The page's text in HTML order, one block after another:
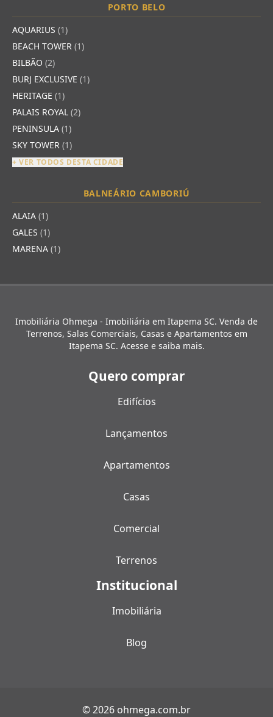
PORTO BELO
AQUARIUS (1)
BEACH TOWER (1)
BILBÃO (2)
BURJ EXCLUSIVE (1)
HERITAGE (1)
PALAIS ROYAL (2)
PENINSULA (1)
SKY TOWER (1)
+ VER TODOS DESTA CIDADE
BALNEÁRIO CAMBORIÚ
ALAIA (1)
GALES (1)
MARENA (1)
Imobiliária Ohmega - Imobiliária em Itapema SC. Venda de
Terrenos, Salas Comerciais, Casas e Apartamentos em
Itapema SC. Acesse e saiba mais.
Quero comprar
Edifícios
Lançamentos
Apartamentos
Casas
Comercial
Terrenos
Institucional
Imobiliária
Blog
© 2026 ohmega.com.br